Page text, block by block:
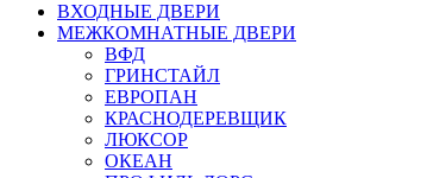
ВХОДНЫЕ ДВЕРИ
МЕЖКОМНАТНЫЕ ДВЕРИ
ВФД
ГРИНСТАЙЛ
ЕВРОПАН
КРАСНОДЕРЕВЩИК
ЛЮКСОР
ОКЕАН